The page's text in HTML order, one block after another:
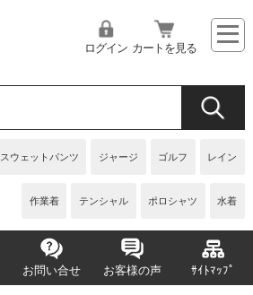
スウェットパンツ ジャージ ゴルフ レイン
作業着 テンシャル ポロシャツ 水着
ログイン カートを見る
お問い合せ お客様の声 ｻｲﾄﾏｯﾌﾟ